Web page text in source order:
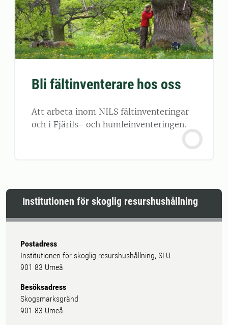
Bli fältinventerare hos oss
Att arbeta inom NILS fältinventeringar
och i Fjärils- och humleinventeringen.
Institutionen för skoglig resurshushållning
Postadress
Institutionen för skoglig resurshushållning, SLU
901 83 Umeå
Besöksadress
Skogsmarksgränd
901 83 Umeå